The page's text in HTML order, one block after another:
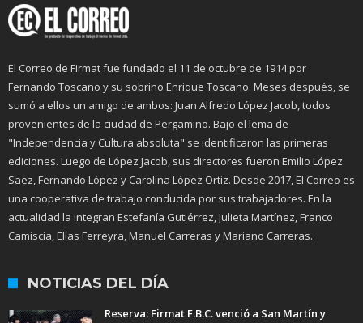
El Correo de Firmat fue fundado el 11 de octubre de 1914 por
Fernando Toscano y su sobrino Enrique Toscano. Meses después, se
sumó a ellos un amigo de ambos: Juan Alfredo López Jacob, todos
provenientes de la ciudad de Pergamino. Bajo el lema de
"Independencia y Cultura absoluta" se identificaron las primeras
ediciones. Luego de López Jacob, sus directores fueron Emilio López
Saez, Fernando López y Carolina López Ortiz. Desde 2017, El Correo es
una cooperativa de trabajo conducida por sus trabajadores. En la
actualidad la integran Estefanía Gutiérrez, Julieta Martínez, Franco
Camiscia, Elías Ferreyra, Manuel Carreras y Mariano Carreras.
NOTICIAS DEL DÍA
Reserva: Firmat F.B.C. venció a San Martín y